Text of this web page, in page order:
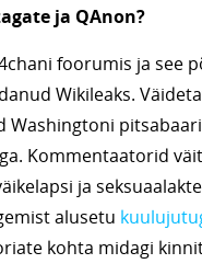
ja QAnon?
foorumis ja see
Wikileaks.
Kommentaatorid
ja
alusetu
kohta midagi